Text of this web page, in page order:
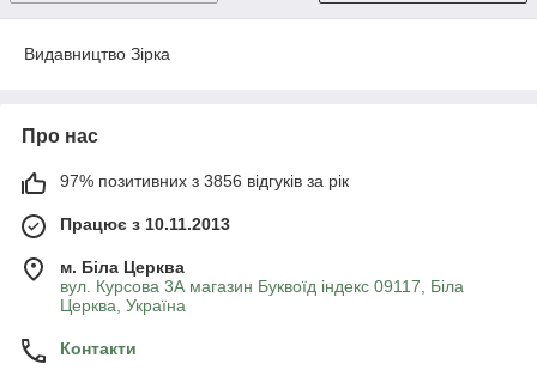
Видавництво Зірка
Про нас
97% позитивних з 3856 відгуків за рік
Працює з 10.11.2013
м. Біла Церква
вул. Курсова 3А магазин Буквоїд індекс 09117, Біла
Церква, Україна
Контакти